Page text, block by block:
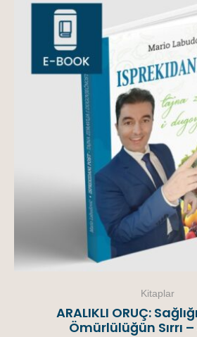
Kitaplar
ARALIKLI ORUÇ:
Ömürlülüğün Sırrı